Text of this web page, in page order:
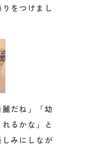
をつけまし
麗だね」「幼
るかな」と
みにしなが